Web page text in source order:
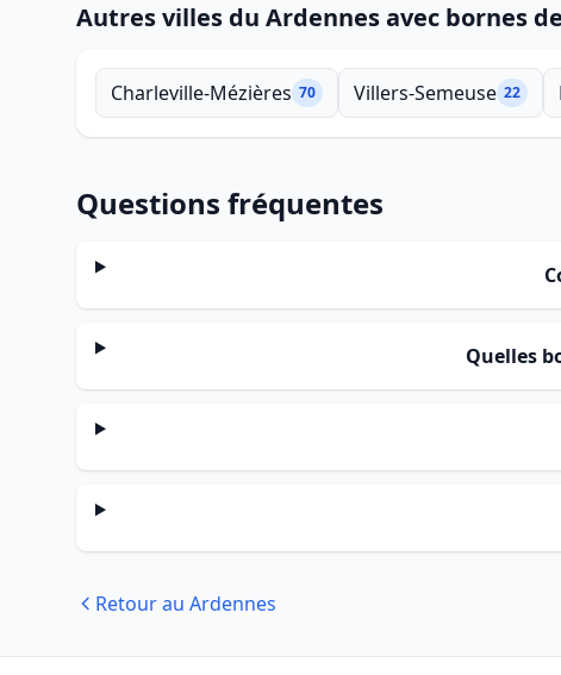
Autres villes du Ardennes avec bornes
Charleville-Mézières 70 Villers-Semeuse 22
Questions fréquentes
Quelles
Retour au Ardennes